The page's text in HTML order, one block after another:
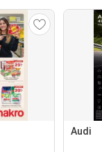
Audi